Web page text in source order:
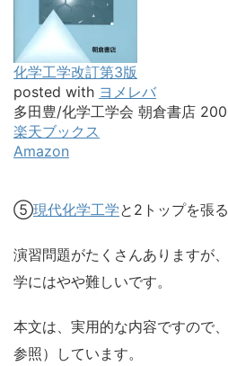
化学工学改訂第3版
posted with ヨメレバ
多田豊/化学工学会 朝倉書店
楽天ブックス
Amazon
⑤現代化学工学と2トップを張
演習問題がたくさんありますが
学にはやや難しいです。
本文は、実用的な内容ですので、
参照）しています。